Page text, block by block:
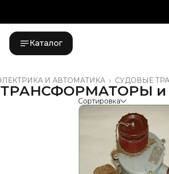
Каталог
СУДОВЫЕ
И АВТОМАТИКА ›
Сортировка